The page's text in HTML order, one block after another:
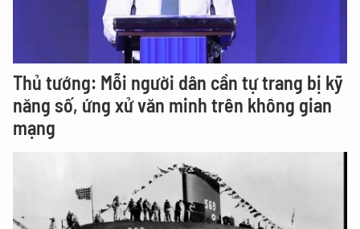
Thủ tướng: Mỗi người dân cần tự trang bị kỹ
năng số, ứng xử văn minh trên không gian
mạng